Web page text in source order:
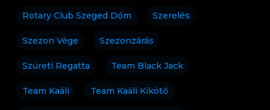
Rotary Club Szeged Dóm Szerelés
Szezon Vége Szezonzárás
Szüreti Regatta Team Black Jack
Team Kaáli Team Kaáli Kikötő